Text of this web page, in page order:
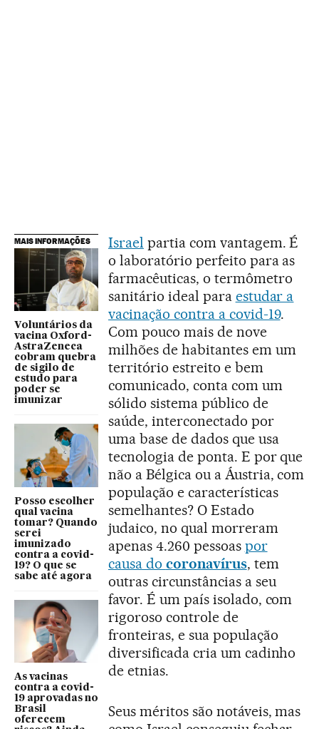
MAIS INFORMAÇÕES
Voluntários da
vacina Oxford-
AstraZeneca
cobram quebra
de sigilo de
estudo para
poder se
imunizar
Posso escolher
qual vacina
tomar? Quando
serei
imunizado
contra a covid-
19? O que se
sabe até agora
As vacinas
contra a covid-
19 aprovadas no
Brasil
oferecem
Israel partia com vantagem. É
o laboratório perfeito para as
farmacêuticas, o termômetro
sanitário ideal para estudar a
vacinação contra a covid-19.
Com pouco mais de nove
milhões de habitantes em um
território estreito e bem
comunicado, conta com um
sólido sistema público de
saúde, interconectado por
uma base de dados que usa
tecnologia de ponta. E por que
não a Bélgica ou a Áustria, com
população e características
semelhantes? O Estado
judaico, no qual morreram
apenas 4.260 pessoas por
causa do coronavírus, tem
outras circunstâncias a seu
favor. É um país isolado, com
rigoroso controle de
fronteiras, e sua população
diversificada cria um cadinho
de etnias.
Seus méritos são notáveis, mas